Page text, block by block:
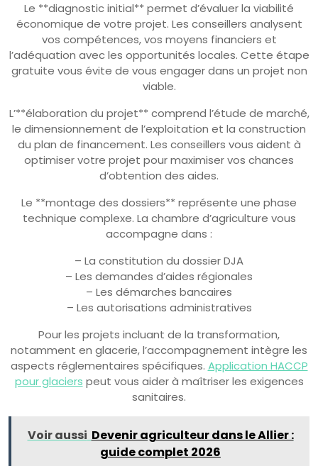
Le **diagnostic initial** permet d’évaluer la viabilité
économique de votre projet. Les conseillers analysent
vos compétences, vos moyens financiers et
l’adéquation avec les opportunités locales. Cette étape
gratuite vous évite de vous engager dans un projet non
viable.
L’**élaboration du projet** comprend l’étude de marché,
le dimensionnement de l’exploitation et la construction
du plan de financement. Les conseillers vous aident à
optimiser votre projet pour maximiser vos chances
d’obtention des aides.
Le **montage des dossiers** représente une phase
technique complexe. La chambre d’agriculture vous
accompagne dans :
– La constitution du dossier DJA
– Les demandes d’aides régionales
– Les démarches bancaires
– Les autorisations administratives
Pour les projets incluant de la transformation,
notamment en glacerie, l’accompagnement intègre les
aspects réglementaires spécifiques. Application HACCP
pour glaciers peut vous aider à maîtriser les exigences
sanitaires.
Voir aussi Devenir agriculteur dans le Allier :
guide complet 2026